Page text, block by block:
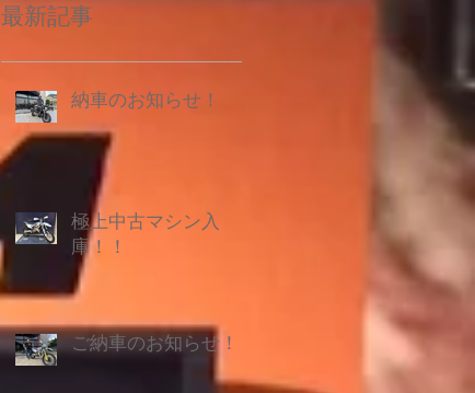
最新記事
納車のお知らせ！
極上中古マシン入
庫！！
ご納車のお知らせ！